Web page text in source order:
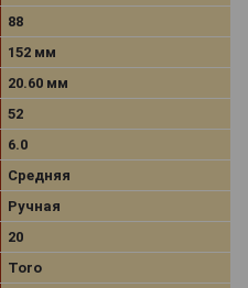
88
152 мм
20.60 мм
52
6.0
Средняя
Ручная
20
Toro